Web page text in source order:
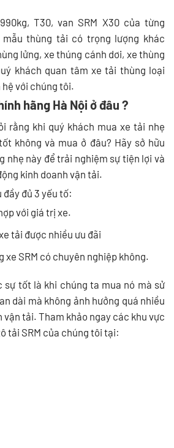
T30, van SRM X30 của từng
thùng tải có trọng lượng khác
lửng, xe thúng cánh dơi, xe thùng
khách quan tâm xe tải thùng loại
hệ với chúng tôi.
hãng Hà Nội ở đâu ?
rằng khi quý khách mua xe tải nhẹ
không và mua ở đâu? Hãy sở hữu
nhẹ này để trải nghiệm sự tiện lợi và
kinh doanh vận tải.
đủ 3 yếu tố:
với giá trị xe.
tải được nhiều ưu đãi
xe SRM có chuyên nghiệp không.
sự tốt là khi chúng ta mua nó mà sử
dài mà không ảnh hưởng quá nhiều
vận tải. Tham khảo ngay các khu vực
tải SRM của chúng tôi tại: